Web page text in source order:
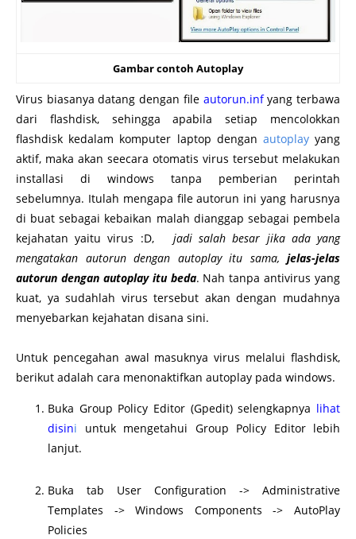
Gambar contoh Autoplay
Virus biasanya datang dengan file autorun.infyang terbawa
dari flashdisk, sehingga apabila setiap mencolokkan
flashdisk kedalam komputer laptop dengan autoplayyang
aktif, maka akan seecara otomatis virus tersebut melakukan
installasi di windows tanpa pemberian perintah
sebelumnya. Itulah mengapa file autorun ini yang harusnya
di buat sebagai kebaikan malah dianggap sebagai pembela
kejahatan yaitu virus :D,jadi salah besar jika ada yang
mengatakan autorun dengan autoplay itu sama, jelas-jelas
autorun dengan autoplay itu beda. Nah tanpa antivirus yang
kuat, ya sudahlah virus tersebut akan dengan mudahnya
menyebarkan kejahatan disana sini.
Untuk pencegahan awal masuknya virus melalui flashdisk,
berikut adalah cara menonaktifkan autoplay pada windows.
Buka Group Policy Editor (Gpedit) selengkapnya lihat
disini untuk mengetahui Group Policy Editor lebih
lanjut.
Buka tab User Configuration -> Administrative
Templates -> Windows Components -> AutoPlay
Policies